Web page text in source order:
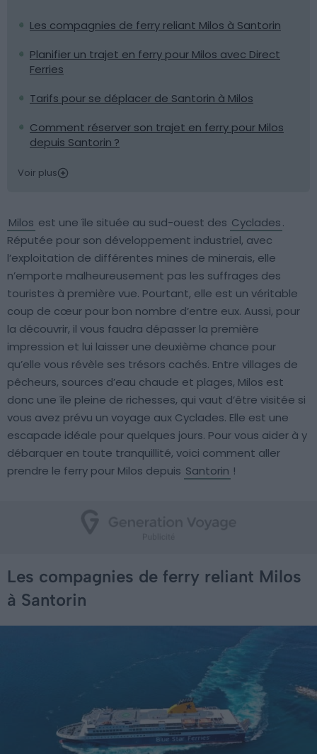
Les compagnies de ferry reliant Milos à Santorin
Planifier un trajet en ferry pour Milos avec Direct
Ferries
Tarifs pour se déplacer de Santorin à Milos
Comment réserver son trajet en ferry pour Milos
depuis Santorin ?
Voir plus
Milos est une île située au sud-ouest des Cyclades.
Réputée pour son développement industriel, avec
l’exploitation de différentes mines de minerais, elle
n’emporte malheureusement pas les suffrages des
touristes à première vue. Pourtant, elle est un véritable
coup de cœur pour bon nombre d’entre eux. Aussi, pour
la découvrir, il vous faudra dépasser la première
impression et lui laisser une deuxième chance pour
qu’elle vous révèle ses trésors cachés. Entre villages de
pêcheurs, sources d’eau chaude et plages, Milos est
donc une île pleine de richesses, qui vaut d’être visitée si
vous avez prévu un voyage aux Cyclades. Elle est une
escapade idéale pour quelques jours. Pour vous aider à y
débarquer en toute tranquillité, voici comment aller
prendre le ferry pour Milos depuis Santorin !
Les compagnies de ferry reliant Milos
à Santorin